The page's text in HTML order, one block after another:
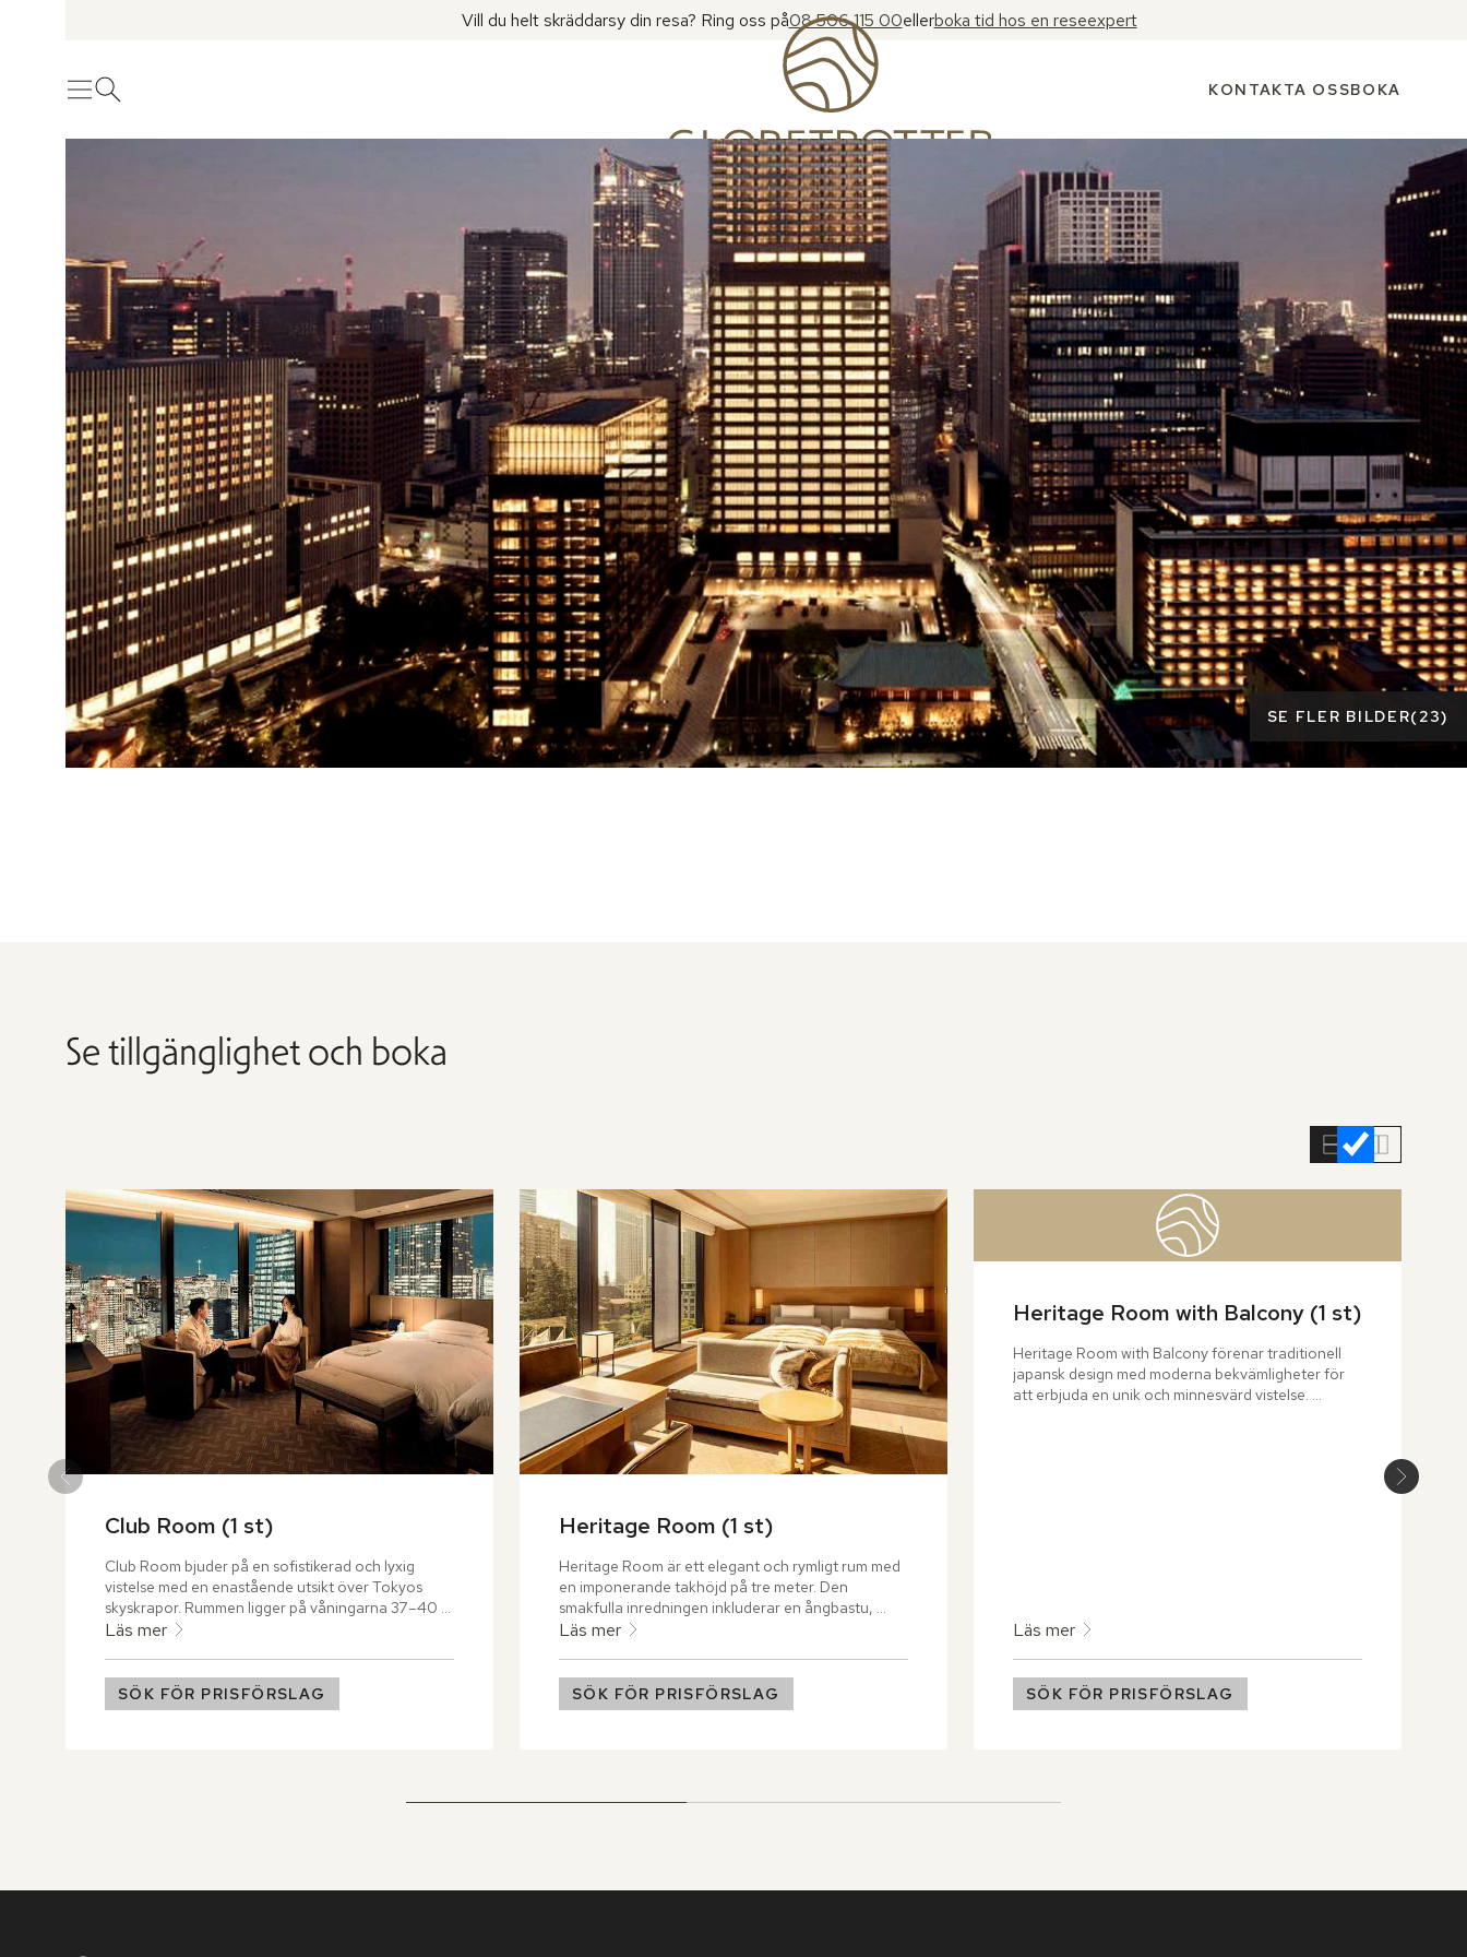
Vill du helt skräddarsy din resa? Ring oss på08 506 115 00ellerboka tid hos en reseexpert
MenyÖppna sök KONTAKTA OSSBOKA
Se fler bilder
SE FLER BILDER(23)
Se tillgänglighet och boka
Club Room (1 st)
Club Room bjuder på en sofistikerad och lyxig
vistelse med en enastående utsikt över Tokyos
skyskrapor. Rummen ligger på våningarna 37–40
och erbjuder dygnet runt-tillgång till hotellets
fönster som förser dig med en fantastisk
panoramavy över staden.
Läs mer
SÖK FÖR PRISFÖRSLAG
Heritage Room (1 st)
Heritage Room är ett elegant och rymligt rum med
en imponerande takhöjd på tre meter. Den
smakfulla inredningen inkluderar en ångbastu,
vilket tillför en extra dimension av avkoppling. Det
naturligt ljus och bjuder på en fantastisk utsikt.
Läs mer
SÖK FÖR PRISFÖRSLAG
Heritage Room with Balcony (1 st)
Heritage Room with Balcony förenar traditionell
japansk design med moderna bekvämligheter för
att erbjuda en unik och minnesvärd vistelse.
Läs mer
SÖK FÖR PRISFÖRSLAG